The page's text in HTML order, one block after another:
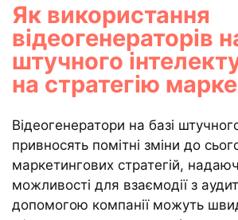
Як використання
відеогенераторів
штучного
на стратегію
Відеогенератори на базі
привносять помітні зміни до
маркетингових стратегій,
можливості для взаємодії з
допомогою компанії можуть